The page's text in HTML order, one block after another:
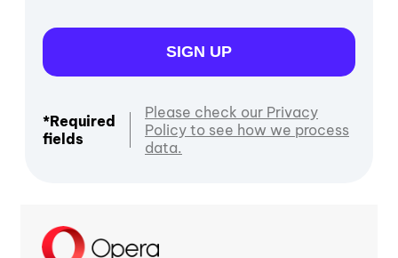
SIGN UP
*Required
fields
Please check our Privacy
Policy to see how we process
data.